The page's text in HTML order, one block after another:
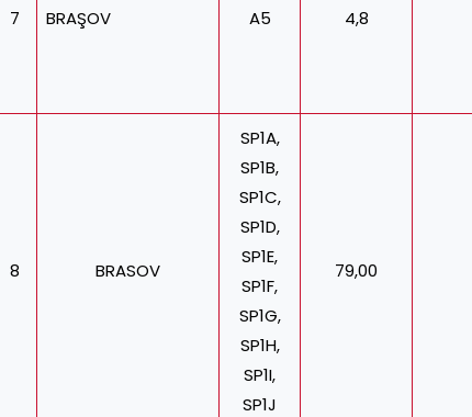
7 BRAŞOV A5 4,8
8 BRASOV
SP1A,
SP1B,
SP1C,
SP1D,
SP1E,
SP1F,
SP1G,
SP1H,
SP1I,
SP1J
79,00